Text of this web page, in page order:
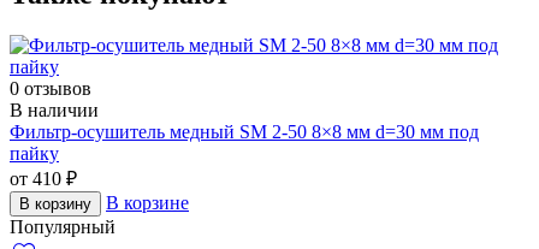
0 отзывов
В наличии
Фильтр-осушитель медный SM 2-50 8×8 мм d=30 мм под
пайку
от 410 ₽
В корзину
В корзине
Популярный